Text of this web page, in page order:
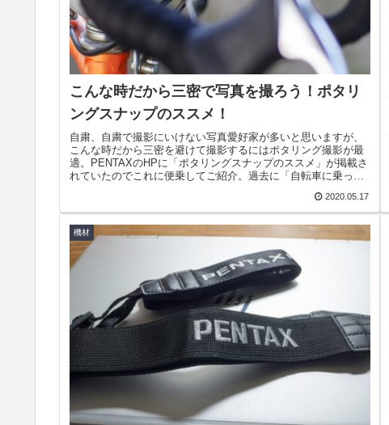
こんな時だから三密で写真を撮ろう！ポタリ
ングスナップのススメ！
自粛、自粛で撮影にいけない写真愛好家が多いと思いますが、
こんな時だから三密を避けて撮影するにはポタリング撮影が最
適。PENTAXのHPに「ポタリングスナップのススメ」が掲載さ
れていたのでこれに便乗してご紹介。過去に「自転車に乗って
2020.05.17
機材